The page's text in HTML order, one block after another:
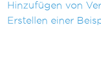
Hinzufügen von
Erstellen einer